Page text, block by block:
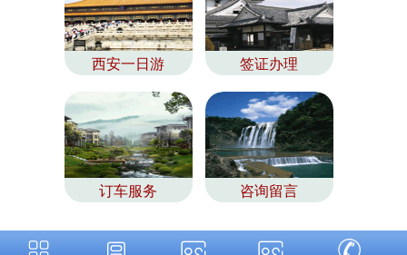
西安一日游 签证办理
订车服务 咨询留言